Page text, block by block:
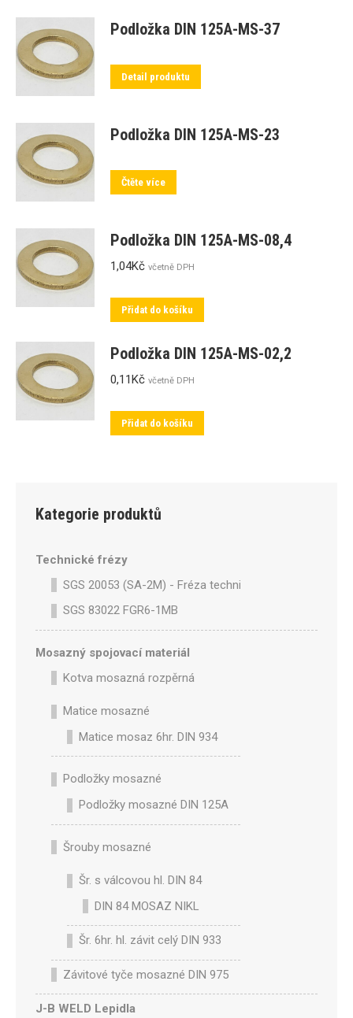
Podložka DIN 125A-MS-37
Detail produktu
Podložka DIN 125A-MS-23
Čtěte více
Podložka DIN 125A-MS-08,4
1,04Kč včetně DPH
Přidat do košíku
Podložka DIN 125A-MS-02,2
0,11Kč včetně DPH
Přidat do košíku
Kategorie produktů
Technické frézy
SGS 20053 (SA-2M) - Fréza technická SA-2M válcová
SGS 83022 FGR6-1MB
Mosazný spojovací materiál
Kotva mosazná rozpěrná
Matice mosazné
Matice mosaz 6hr. DIN 934
Podložky mosazné
Podložky mosazné DIN 125A
Šrouby mosazné
Šr. s válcovou hl. DIN 84
DIN 84 MOSAZ NIKL
Šr. 6hr. hl. závit celý DIN 933
Závitové tyče mosazné DIN 975
J-B WELD Lepidla